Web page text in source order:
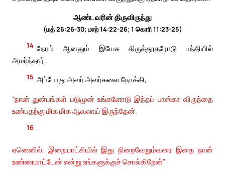
ஆண்டவரின் திருவிருந்து
(மத் 26:26-30; மாற் 14:22-26; 1 கொரி 11:23-25)
14 நேரம் ஆனதும் இயேசு திருத்தூதரோடு பந்தியில்
அமர்ந்தார்.
15 அப்போது அவர் அவர்களை நோக்கி,
“நான் துன்பங்கள் படுமுன் உங்களோடு இந்தப் பாஸ்கா விருந்தை
உண்பதற்கு மிக மிக ஆவலாய் இருந்தேன்.
16
ஏனெனில், இறையாட்சியில் இது நிறைவேறும்வரை இதை நான்
உண்ணமாட்டேன் என்று உங்களுக்குச் சொல்கிறேன்”